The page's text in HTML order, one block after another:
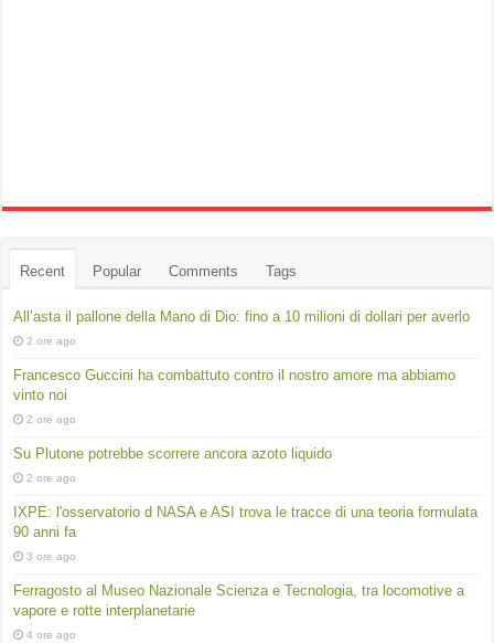
Recent Popular Comments Tags
All’asta il pallone della Mano di Dio: fino a 10 milioni di dollari per averlo
2 ore ago
Francesco Guccini ha combattuto contro il nostro amore ma abbiamo
vinto noi
2 ore ago
Su Plutone potrebbe scorrere ancora azoto liquido
2 ore ago
IXPE: l'osservatorio d NASA e ASI trova le tracce di una teoria formulata
90 anni fa
3 ore ago
Ferragosto al Museo Nazionale Scienza e Tecnologia, tra locomotive a
vapore e rotte interplanetarie
4 ore ago